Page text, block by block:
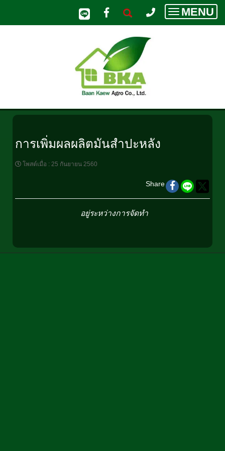
Toggle
MENU
การเพิ่มผลผลิตมันสำปะหลัง
โพสต์เมื่อ : 25 กันยายน 2560
Share
อยู่ระหว่างการจัดทำ